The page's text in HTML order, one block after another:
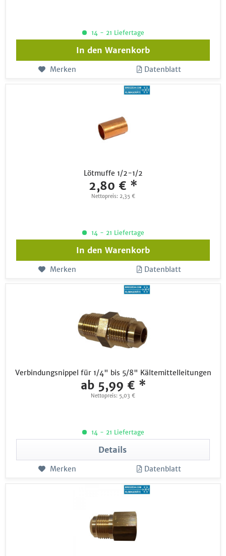
14 - 21 Liefertage
In den Warenkorb
Merken Datenblatt
Lötmuffe 1/2-1/2
2,80 € *
Nettopreis: 2,35 €
14 - 21 Liefertage
In den Warenkorb
Merken Datenblatt
Verbindungsnippel für 1/4" bis 5/8" Kältemittelleitungen
ab 5,99 € *
Nettopreis: 5,03 €
14 - 21 Liefertage
Details
Merken Datenblatt